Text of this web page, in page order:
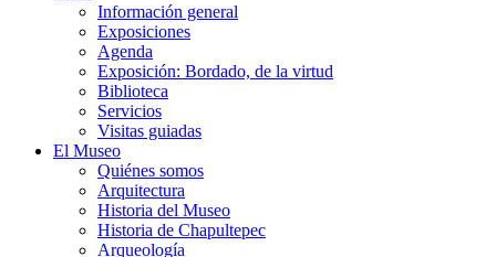
Información general
Exposiciones
Agenda
Exposición: Bordado, de la virtud
Biblioteca
Servicios
Visitas guiadas
El Museo
Quiénes somos
Arquitectura
Historia del Museo
Historia de Chapultepec
Arqueología